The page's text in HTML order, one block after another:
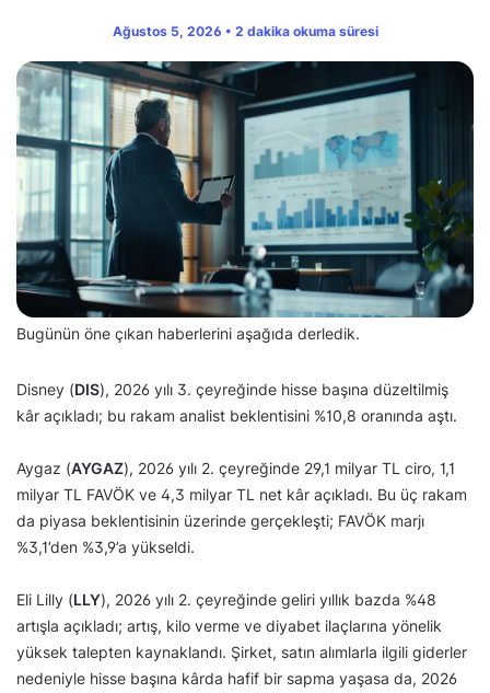
Ağustos 5, 2026 • 2 dakika okuma süresi
Bugünün öne çıkan haberlerini aşağıda derledik.
Disney (DIS), 2026 yılı 3. çeyreğinde hisse başına düzeltilmiş
kâr açıkladı; bu rakam analist beklentisini %10,8 oranında aştı.
Aygaz (AYGAZ), 2026 yılı 2. çeyreğinde 29,1 milyar TL ciro, 1,1
milyar TL FAVÖK ve 4,3 milyar TL net kâr açıkladı. Bu üç rakam
da piyasa beklentisinin üzerinde gerçekleşti; FAVÖK marjı
%3,1’den %3,9’a yükseldi.
Eli Lilly (LLY), 2026 yılı 2. çeyreğinde geliri yıllık bazda %48
artışla açıkladı; artış, kilo verme ve diyabet ilaçlarına yönelik
yüksek talepten kaynaklandı. Şirket, satın alımlarla ilgili giderler
nedeniyle hisse başına kârda hafif bir sapma yaşasa da, 2026